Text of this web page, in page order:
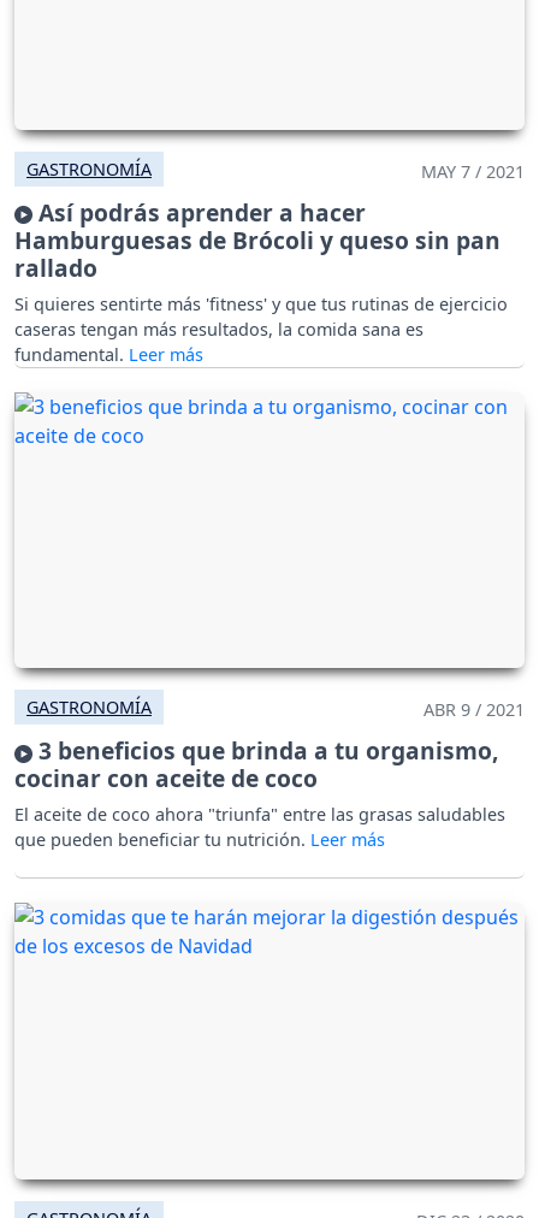
GASTRONOMÍA MAY 7 / 2021
Así podrás aprender a hacer
Hamburguesas de Brócoli y queso sin pan
rallado
Si quieres sentirte más 'fitness' y que tus rutinas de ejercicio
caseras tengan más resultados, la comida sana es
fundamental.
GASTRONOMÍA ABR 9 / 2021
3 beneficios que brinda a tu organismo,
cocinar con aceite de coco
El aceite de coco ahora "triunfa" entre las grasas saludables
que pueden beneficiar tu nutrición.